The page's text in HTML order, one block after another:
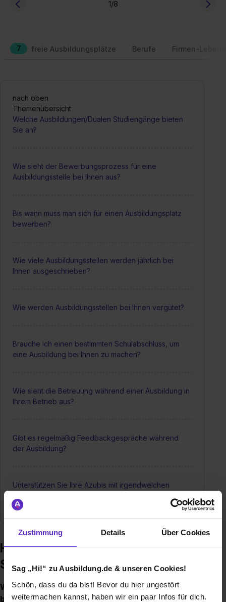
Zustimmung Details Über Cookies
Sag „Hi!“ zu Ausbildung.de & unseren Cookies!
Schön, dass du da bist! Bevor du hier ungestört
weitermachen kannst, haben wir ein paar Infos für dich.
1/8
7 freie Ausbildungsplätze Berufe Firmen-
nach oben
Themenübersicht
Welche Ausbildungen/Dualen Studiengänge bieten
Sie an?
Wie sieht der Bewerbungsprozess für eine
Ausbildungsstelle bei Ihnen aus?
Bis wann muss man sich für einen Ausbildungsplatz
bewerben?
Wie viele Ausbildungsstellen werden jährlich bei
Ihnen ausgeschrieben?
Wie werden Ausbildungsstellen bei Ihnen vergütet?
Brauche ich einen bestimmten Schulabschluss, um
eine Ausbildung bei Ihnen zu machen?
Wie sieht die Betreuung während einer Ausbildung in
Ihrem Betrieb aus?
Gibt es regelmäßig Feedbackgespräche während
der Ausbildung?
Unterstützen Sie Ihre Azubis mit irgendwelchen
Busticket?
Häufige Fragen zur Ausbildung –
Sparkasse Landshut
Welche Ausbildungen/Dualen Studiengänge
bieten Sie an?